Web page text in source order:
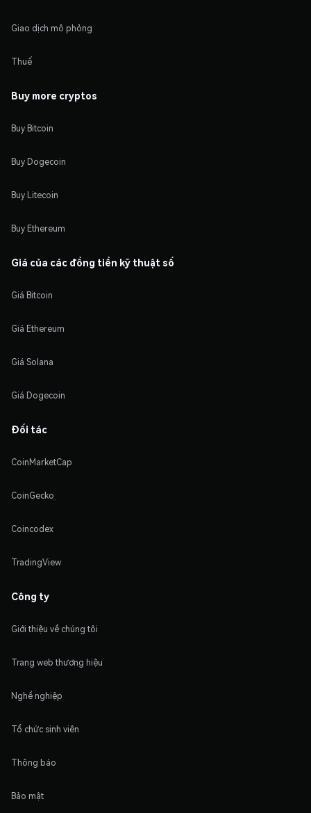
Giao dịch mô phỏng
Thuế
Buy more cryptos
Buy Bitcoin
Buy Dogecoin
Buy Litecoin
Buy Ethereum
Giá của các đồng tiền kỹ thuật số
Giá Bitcoin
Giá Ethereum
Giá Solana
Giá Dogecoin
Đối tác
CoinMarketCap
CoinGecko
Coincodex
TradingView
Công ty
Giới thiệu về chúng tôi
Trang web thương hiệu
Nghề nghiệp
Tổ chức sinh viên
Thông báo
Bảo mật